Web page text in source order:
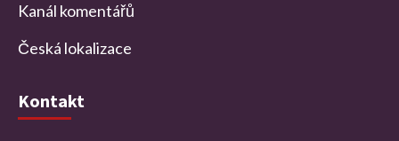
Kanál komentářů
Česká lokalizace
Kontakt